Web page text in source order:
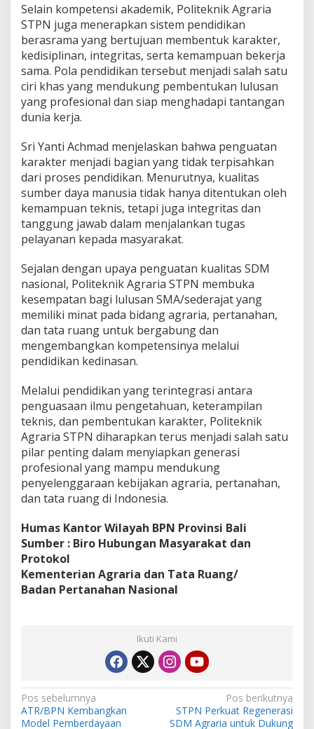
g
Selain kompetensi akademik, Politeknik Agraria
STPN juga menerapkan sistem pendidikan
berasrama yang bertujuan membentuk karakter,
kedisiplinan, integritas, serta kemampuan bekerja
sama. Pola pendidikan tersebut menjadi salah satu
ciri khas yang mendukung pembentukan lulusan
yang profesional dan siap menghadapi tantangan
dunia kerja.
Sri Yanti Achmad menjelaskan bahwa penguatan
karakter menjadi bagian yang tidak terpisahkan
dari proses pendidikan. Menurutnya, kualitas
sumber daya manusia tidak hanya ditentukan oleh
kemampuan teknis, tetapi juga integritas dan
tanggung jawab dalam menjalankan tugas
pelayanan kepada masyarakat.
Sejalan dengan upaya penguatan kualitas SDM
nasional, Politeknik Agraria STPN membuka
kesempatan bagi lulusan SMA/sederajat yang
memiliki minat pada bidang agraria, pertanahan,
dan tata ruang untuk bergabung dan
mengembangkan kompetensinya melalui
pendidikan kedinasan.
Melalui pendidikan yang terintegrasi antara
penguasaan ilmu pengetahuan, keterampilan
teknis, dan pembentukan karakter, Politeknik
Agraria STPN diharapkan terus menjadi salah satu
pilar penting dalam menyiapkan generasi
profesional yang mampu mendukung
penyelenggaraan kebijakan agraria, pertanahan,
dan tata ruang di Indonesia.
Humas Kantor Wilayah BPN Provinsi Bali
Sumber : Biro Hubungan Masyarakat dan
Protokol
Kementerian Agraria dan Tata Ruang/
Badan Pertanahan Nasional
Ikuti Kami
N
a
Pos sebelumnya
ATR/BPN Kembangkan
Model Pemberdayaan
Pos berikutnya
STPN Perkuat Regenerasi
SDM Agraria untuk Dukung